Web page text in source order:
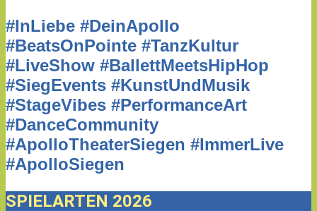
#InLiebe #DeinApollo
#BeatsOnPointe #TanzKultur
#LiveShow #BallettMeetsHipHop
#SiegEvents #KunstUndMusik
#StageVibes #PerformanceArt
#DanceCommunity
#ApolloTheaterSiegen #ImmerLive
#ApolloSiegen
SPIELARTEN 2026